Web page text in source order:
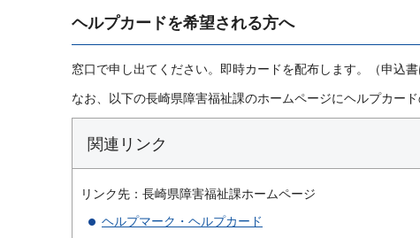
ヘルプカードを希望される方へ
窓口で申し出てください。即時カードを配布します。（申込書
なお、以下の長崎県障害福祉課のホームページにヘルプカー
関連リンク
リンク先：長崎県障害福祉課ホームページ
ヘルプマーク・ヘルプカード